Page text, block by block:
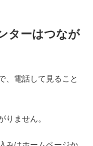
ターはつなが
、電話して見ること
りません。